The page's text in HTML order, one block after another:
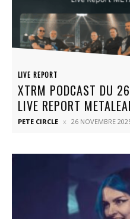
LIVE REPORT
XTRM PODCAST DU
LIVE REPORT
PETE CIRCLE 26 NOVEMBRE